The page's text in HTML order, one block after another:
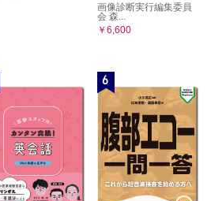
画像診断実行編集委員
会 森...
￥6,600
6